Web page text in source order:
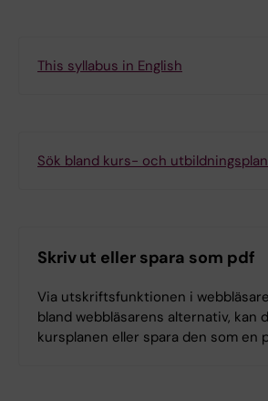
This syllabus in English
Sök bland kurs- och
Skriv ut eller spara som pdf
Via utskriftsfunktionen i
bland webbläsarens alternativ, kan
kursplanen eller spara den som en